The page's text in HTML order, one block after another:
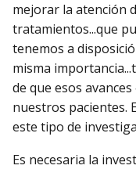
mejorar la atención
tratamientos...que
tenemos a
misma
de que esos
nuestros pacientes.
este tipo de
Es necesaria la